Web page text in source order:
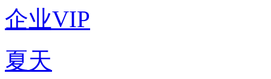
企业VIP
夏天